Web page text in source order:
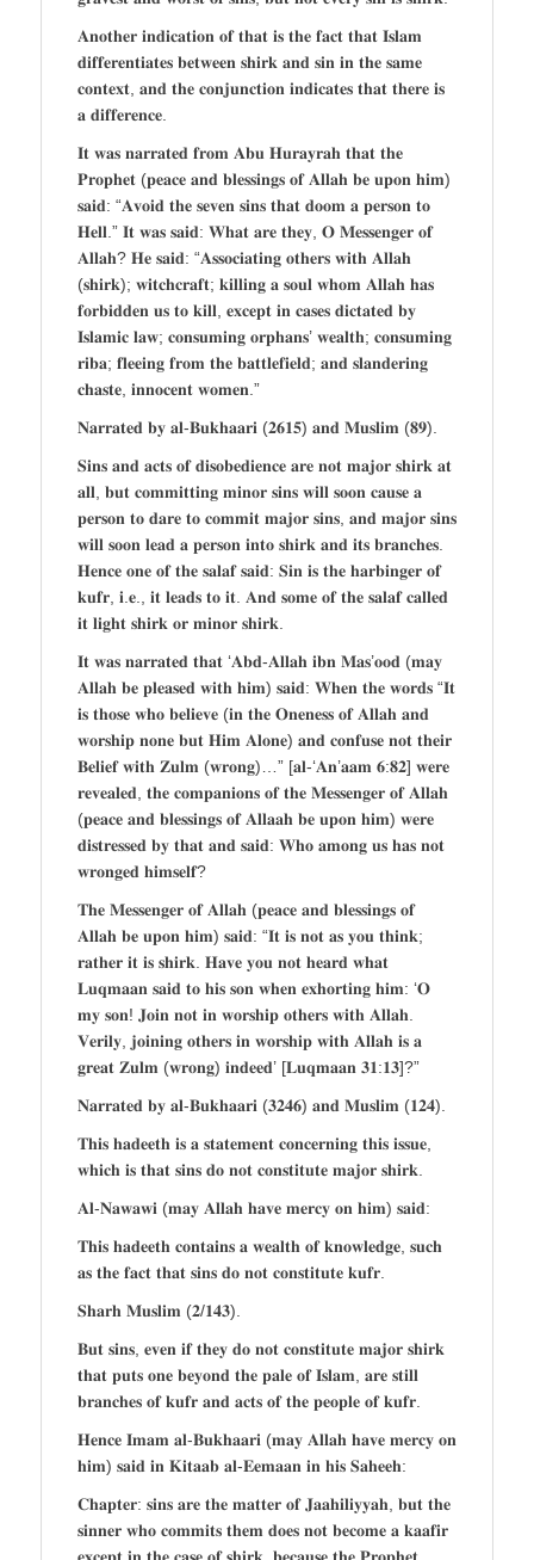
𝐀𝐧𝐨𝐭𝐡𝐞𝐫 𝐢𝐧𝐝𝐢𝐜𝐚𝐭𝐢𝐨𝐧 𝐨𝐟 𝐭𝐡𝐚𝐭 𝐢𝐬 𝐭𝐡𝐞 𝐟𝐚𝐜𝐭 𝐭𝐡𝐚𝐭 𝐈𝐬𝐥𝐚𝐦
𝐝𝐢𝐟𝐟𝐞𝐫𝐞𝐧𝐭𝐢𝐚𝐭𝐞𝐬 𝐛𝐞𝐭𝐰𝐞𝐞𝐧 𝐬𝐡𝐢𝐫𝐤 𝐚𝐧𝐝 𝐬𝐢𝐧 𝐢𝐧 𝐭𝐡𝐞 𝐬𝐚𝐦𝐞
𝐜𝐨𝐧𝐭𝐞𝐱𝐭, 𝐚𝐧𝐝 𝐭𝐡𝐞 𝐜𝐨𝐧𝐣𝐮𝐧𝐜𝐭𝐢𝐨𝐧 𝐢𝐧𝐝𝐢𝐜𝐚𝐭𝐞𝐬 𝐭𝐡𝐚𝐭 𝐭𝐡𝐞𝐫𝐞 𝐢𝐬
𝐚 𝐝𝐢𝐟𝐟𝐞𝐫𝐞𝐧𝐜𝐞.
𝐈𝐭 𝐰𝐚𝐬 𝐧𝐚𝐫𝐫𝐚𝐭𝐞𝐝 𝐟𝐫𝐨𝐦 𝐀𝐛𝐮 𝐇𝐮𝐫𝐚𝐲𝐫𝐚𝐡 𝐭𝐡𝐚𝐭 𝐭𝐡𝐞
𝐏𝐫𝐨𝐩𝐡𝐞𝐭 (𝐩𝐞𝐚𝐜𝐞 𝐚𝐧𝐝 𝐛𝐥𝐞𝐬𝐬𝐢𝐧𝐠𝐬 𝐨𝐟 𝐀𝐥𝐥𝐚𝐡 𝐛𝐞 𝐮𝐩𝐨𝐧 𝐡𝐢𝐦)
𝐬𝐚𝐢𝐝: “𝐀𝐯𝐨𝐢𝐝 𝐭𝐡𝐞 𝐬𝐞𝐯𝐞𝐧 𝐬𝐢𝐧𝐬 𝐭𝐡𝐚𝐭 𝐝𝐨𝐨𝐦 𝐚 𝐩𝐞𝐫𝐬𝐨𝐧 𝐭𝐨
𝐇𝐞𝐥𝐥.” 𝐈𝐭 𝐰𝐚𝐬 𝐬𝐚𝐢𝐝: 𝐖𝐡𝐚𝐭 𝐚𝐫𝐞 𝐭𝐡𝐞𝐲, 𝐎 𝐌𝐞𝐬𝐬𝐞𝐧𝐠𝐞𝐫 𝐨𝐟
𝐀𝐥𝐥𝐚𝐡? 𝐇𝐞 𝐬𝐚𝐢𝐝: “𝐀𝐬𝐬𝐨𝐜𝐢𝐚𝐭𝐢𝐧𝐠 𝐨𝐭𝐡𝐞𝐫𝐬 𝐰𝐢𝐭𝐡 𝐀𝐥𝐥𝐚𝐡
(𝐬𝐡𝐢𝐫𝐤); 𝐰𝐢𝐭𝐜𝐡𝐜𝐫𝐚𝐟𝐭; 𝐤𝐢𝐥𝐥𝐢𝐧𝐠 𝐚 𝐬𝐨𝐮𝐥 𝐰𝐡𝐨𝐦 𝐀𝐥𝐥𝐚𝐡 𝐡𝐚𝐬
𝐟𝐨𝐫𝐛𝐢𝐝𝐝𝐞𝐧 𝐮𝐬 𝐭𝐨 𝐤𝐢𝐥𝐥, 𝐞𝐱𝐜𝐞𝐩𝐭 𝐢𝐧 𝐜𝐚𝐬𝐞𝐬 𝐝𝐢𝐜𝐭𝐚𝐭𝐞𝐝 𝐛𝐲
𝐈𝐬𝐥𝐚𝐦𝐢𝐜 𝐥𝐚𝐰; 𝐜𝐨𝐧𝐬𝐮𝐦𝐢𝐧𝐠 𝐨𝐫𝐩𝐡𝐚𝐧𝐬’ 𝐰𝐞𝐚𝐥𝐭𝐡; 𝐜𝐨𝐧𝐬𝐮𝐦𝐢𝐧𝐠
𝐫𝐢𝐛𝐚; 𝐟𝐥𝐞𝐞𝐢𝐧𝐠 𝐟𝐫𝐨𝐦 𝐭𝐡𝐞 𝐛𝐚𝐭𝐭𝐥𝐞𝐟𝐢𝐞𝐥𝐝; 𝐚𝐧𝐝 𝐬𝐥𝐚𝐧𝐝𝐞𝐫𝐢𝐧𝐠
𝐜𝐡𝐚𝐬𝐭𝐞, 𝐢𝐧𝐧𝐨𝐜𝐞𝐧𝐭 𝐰𝐨𝐦𝐞𝐧.”
𝐍𝐚𝐫𝐫𝐚𝐭𝐞𝐝 𝐛𝐲 𝐚𝐥-𝐁𝐮𝐤𝐡𝐚𝐚𝐫𝐢 (𝟐𝟔𝟏𝟓) 𝐚𝐧𝐝 𝐌𝐮𝐬𝐥𝐢𝐦 (𝟖𝟗).
𝐒𝐢𝐧𝐬 𝐚𝐧𝐝 𝐚𝐜𝐭𝐬 𝐨𝐟 𝐝𝐢𝐬𝐨𝐛𝐞𝐝𝐢𝐞𝐧𝐜𝐞 𝐚𝐫𝐞 𝐧𝐨𝐭 𝐦𝐚𝐣𝐨𝐫 𝐬𝐡𝐢𝐫𝐤 𝐚𝐭
𝐚𝐥𝐥, 𝐛𝐮𝐭 𝐜𝐨𝐦𝐦𝐢𝐭𝐭𝐢𝐧𝐠 𝐦𝐢𝐧𝐨𝐫 𝐬𝐢𝐧𝐬 𝐰𝐢𝐥𝐥 𝐬𝐨𝐨𝐧 𝐜𝐚𝐮𝐬𝐞 𝐚
𝐩𝐞𝐫𝐬𝐨𝐧 𝐭𝐨 𝐝𝐚𝐫𝐞 𝐭𝐨 𝐜𝐨𝐦𝐦𝐢𝐭 𝐦𝐚𝐣𝐨𝐫 𝐬𝐢𝐧𝐬, 𝐚𝐧𝐝 𝐦𝐚𝐣𝐨𝐫 𝐬𝐢𝐧𝐬
𝐰𝐢𝐥𝐥 𝐬𝐨𝐨𝐧 𝐥𝐞𝐚𝐝 𝐚 𝐩𝐞𝐫𝐬𝐨𝐧 𝐢𝐧𝐭𝐨 𝐬𝐡𝐢𝐫𝐤 𝐚𝐧𝐝 𝐢𝐭𝐬 𝐛𝐫𝐚𝐧𝐜𝐡𝐞𝐬.
𝐇𝐞𝐧𝐜𝐞 𝐨𝐧𝐞 𝐨𝐟 𝐭𝐡𝐞 𝐬𝐚𝐥𝐚𝐟 𝐬𝐚𝐢𝐝: 𝐒𝐢𝐧 𝐢𝐬 𝐭𝐡𝐞 𝐡𝐚𝐫𝐛𝐢𝐧𝐠𝐞𝐫 𝐨𝐟
𝐤𝐮𝐟𝐫, 𝐢.𝐞., 𝐢𝐭 𝐥𝐞𝐚𝐝𝐬 𝐭𝐨 𝐢𝐭. 𝐀𝐧𝐝 𝐬𝐨𝐦𝐞 𝐨𝐟 𝐭𝐡𝐞 𝐬𝐚𝐥𝐚𝐟 𝐜𝐚𝐥𝐥𝐞𝐝
𝐢𝐭 𝐥𝐢𝐠𝐡𝐭 𝐬𝐡𝐢𝐫𝐤 𝐨𝐫 𝐦𝐢𝐧𝐨𝐫 𝐬𝐡𝐢𝐫𝐤.
𝐈𝐭 𝐰𝐚𝐬 𝐧𝐚𝐫𝐫𝐚𝐭𝐞𝐝 𝐭𝐡𝐚𝐭 ‘𝐀𝐛𝐝-𝐀𝐥𝐥𝐚𝐡 𝐢𝐛𝐧 𝐌𝐚𝐬’𝐨𝐨𝐝 (𝐦𝐚𝐲
𝐀𝐥𝐥𝐚𝐡 𝐛𝐞 𝐩𝐥𝐞𝐚𝐬𝐞𝐝 𝐰𝐢𝐭𝐡 𝐡𝐢𝐦) 𝐬𝐚𝐢𝐝: 𝐖𝐡𝐞𝐧 𝐭𝐡𝐞 𝐰𝐨𝐫𝐝𝐬 “𝐈𝐭
𝐢𝐬 𝐭𝐡𝐨𝐬𝐞 𝐰𝐡𝐨 𝐛𝐞𝐥𝐢𝐞𝐯𝐞 (𝐢𝐧 𝐭𝐡𝐞 𝐎𝐧𝐞𝐧𝐞𝐬𝐬 𝐨𝐟 𝐀𝐥𝐥𝐚𝐡 𝐚𝐧𝐝
𝐰𝐨𝐫𝐬𝐡𝐢𝐩 𝐧𝐨𝐧𝐞 𝐛𝐮𝐭 𝐇𝐢𝐦 𝐀𝐥𝐨𝐧𝐞) 𝐚𝐧𝐝 𝐜𝐨𝐧𝐟𝐮𝐬𝐞 𝐧𝐨𝐭 𝐭𝐡𝐞𝐢𝐫
𝐁𝐞𝐥𝐢𝐞𝐟 𝐰𝐢𝐭𝐡 𝐙𝐮𝐥𝐦 (𝐰𝐫𝐨𝐧𝐠)…” [𝐚𝐥-‘𝐀𝐧’𝐚𝐚𝐦 𝟔:𝟖𝟐] 𝐰𝐞𝐫𝐞
𝐫𝐞𝐯𝐞𝐚𝐥𝐞𝐝, 𝐭𝐡𝐞 𝐜𝐨𝐦𝐩𝐚𝐧𝐢𝐨𝐧𝐬 𝐨𝐟 𝐭𝐡𝐞 𝐌𝐞𝐬𝐬𝐞𝐧𝐠𝐞𝐫 𝐨𝐟 𝐀𝐥𝐥𝐚𝐡
(𝐩𝐞𝐚𝐜𝐞 𝐚𝐧𝐝 𝐛𝐥𝐞𝐬𝐬𝐢𝐧𝐠𝐬 𝐨𝐟 𝐀𝐥𝐥𝐚𝐚𝐡 𝐛𝐞 𝐮𝐩𝐨𝐧 𝐡𝐢𝐦) 𝐰𝐞𝐫𝐞
𝐝𝐢𝐬𝐭𝐫𝐞𝐬𝐬𝐞𝐝 𝐛𝐲 𝐭𝐡𝐚𝐭 𝐚𝐧𝐝 𝐬𝐚𝐢𝐝: 𝐖𝐡𝐨 𝐚𝐦𝐨𝐧𝐠 𝐮𝐬 𝐡𝐚𝐬 𝐧𝐨𝐭
𝐰𝐫𝐨𝐧𝐠𝐞𝐝 𝐡𝐢𝐦𝐬𝐞𝐥𝐟?
𝐓𝐡𝐞 𝐌𝐞𝐬𝐬𝐞𝐧𝐠𝐞𝐫 𝐨𝐟 𝐀𝐥𝐥𝐚𝐡 (𝐩𝐞𝐚𝐜𝐞 𝐚𝐧𝐝 𝐛𝐥𝐞𝐬𝐬𝐢𝐧𝐠𝐬 𝐨𝐟
𝐀𝐥𝐥𝐚𝐡 𝐛𝐞 𝐮𝐩𝐨𝐧 𝐡𝐢𝐦) 𝐬𝐚𝐢𝐝: “𝐈𝐭 𝐢𝐬 𝐧𝐨𝐭 𝐚𝐬 𝐲𝐨𝐮 𝐭𝐡𝐢𝐧𝐤;
𝐫𝐚𝐭𝐡𝐞𝐫 𝐢𝐭 𝐢𝐬 𝐬𝐡𝐢𝐫𝐤. 𝐇𝐚𝐯𝐞 𝐲𝐨𝐮 𝐧𝐨𝐭 𝐡𝐞𝐚𝐫𝐝 𝐰𝐡𝐚𝐭
𝐋𝐮𝐪𝐦𝐚𝐚𝐧 𝐬𝐚𝐢𝐝 𝐭𝐨 𝐡𝐢𝐬 𝐬𝐨𝐧 𝐰𝐡𝐞𝐧 𝐞𝐱𝐡𝐨𝐫𝐭𝐢𝐧𝐠 𝐡𝐢𝐦: ‘𝐎
𝐦𝐲 𝐬𝐨𝐧! 𝐉𝐨𝐢𝐧 𝐧𝐨𝐭 𝐢𝐧 𝐰𝐨𝐫𝐬𝐡𝐢𝐩 𝐨𝐭𝐡𝐞𝐫𝐬 𝐰𝐢𝐭𝐡 𝐀𝐥𝐥𝐚𝐡.
𝐕𝐞𝐫𝐢𝐥𝐲, 𝐣𝐨𝐢𝐧𝐢𝐧𝐠 𝐨𝐭𝐡𝐞𝐫𝐬 𝐢𝐧 𝐰𝐨𝐫𝐬𝐡𝐢𝐩 𝐰𝐢𝐭𝐡 𝐀𝐥𝐥𝐚𝐡 𝐢𝐬 𝐚
𝐠𝐫𝐞𝐚𝐭 𝐙𝐮𝐥𝐦 (𝐰𝐫𝐨𝐧𝐠) 𝐢𝐧𝐝𝐞𝐞𝐝’ [𝐋𝐮𝐪𝐦𝐚𝐚𝐧 𝟑𝟏:𝟏𝟑]?”
𝐍𝐚𝐫𝐫𝐚𝐭𝐞𝐝 𝐛𝐲 𝐚𝐥-𝐁𝐮𝐤𝐡𝐚𝐚𝐫𝐢 (𝟑𝟐𝟒𝟔) 𝐚𝐧𝐝 𝐌𝐮𝐬𝐥𝐢𝐦 (𝟏𝟐𝟒).
𝐓𝐡𝐢𝐬 𝐡𝐚𝐝𝐞𝐞𝐭𝐡 𝐢𝐬 𝐚 𝐬𝐭𝐚𝐭𝐞𝐦𝐞𝐧𝐭 𝐜𝐨𝐧𝐜𝐞𝐫𝐧𝐢𝐧𝐠 𝐭𝐡𝐢𝐬 𝐢𝐬𝐬𝐮𝐞,
𝐰𝐡𝐢𝐜𝐡 𝐢𝐬 𝐭𝐡𝐚𝐭 𝐬𝐢𝐧𝐬 𝐝𝐨 𝐧𝐨𝐭 𝐜𝐨𝐧𝐬𝐭𝐢𝐭𝐮𝐭𝐞 𝐦𝐚𝐣𝐨𝐫 𝐬𝐡𝐢𝐫𝐤.
𝐀𝐥-𝐍𝐚𝐰𝐚𝐰𝐢 (𝐦𝐚𝐲 𝐀𝐥𝐥𝐚𝐡 𝐡𝐚𝐯𝐞 𝐦𝐞𝐫𝐜𝐲 𝐨𝐧 𝐡𝐢𝐦) 𝐬𝐚𝐢𝐝:
𝐓𝐡𝐢𝐬 𝐡𝐚𝐝𝐞𝐞𝐭𝐡 𝐜𝐨𝐧𝐭𝐚𝐢𝐧𝐬 𝐚 𝐰𝐞𝐚𝐥𝐭𝐡 𝐨𝐟 𝐤𝐧𝐨𝐰𝐥𝐞𝐝𝐠𝐞, 𝐬𝐮𝐜𝐡
𝐚𝐬 𝐭𝐡𝐞 𝐟𝐚𝐜𝐭 𝐭𝐡𝐚𝐭 𝐬𝐢𝐧𝐬 𝐝𝐨 𝐧𝐨𝐭 𝐜𝐨𝐧𝐬𝐭𝐢𝐭𝐮𝐭𝐞 𝐤𝐮𝐟𝐫.
𝐒𝐡𝐚𝐫𝐡 𝐌𝐮𝐬𝐥𝐢𝐦 (𝟐/𝟏𝟒𝟑).
𝐁𝐮𝐭 𝐬𝐢𝐧𝐬, 𝐞𝐯𝐞𝐧 𝐢𝐟 𝐭𝐡𝐞𝐲 𝐝𝐨 𝐧𝐨𝐭 𝐜𝐨𝐧𝐬𝐭𝐢𝐭𝐮𝐭𝐞 𝐦𝐚𝐣𝐨𝐫 𝐬𝐡𝐢𝐫𝐤
𝐭𝐡𝐚𝐭 𝐩𝐮𝐭𝐬 𝐨𝐧𝐞 𝐛𝐞𝐲𝐨𝐧𝐝 𝐭𝐡𝐞 𝐩𝐚𝐥𝐞 𝐨𝐟 𝐈𝐬𝐥𝐚𝐦, 𝐚𝐫𝐞 𝐬𝐭𝐢𝐥𝐥
𝐛𝐫𝐚𝐧𝐜𝐡𝐞𝐬 𝐨𝐟 𝐤𝐮𝐟𝐫 𝐚𝐧𝐝 𝐚𝐜𝐭𝐬 𝐨𝐟 𝐭𝐡𝐞 𝐩𝐞𝐨𝐩𝐥𝐞 𝐨𝐟 𝐤𝐮𝐟𝐫.
𝐇𝐞𝐧𝐜𝐞 𝐈𝐦𝐚𝐦 𝐚𝐥-𝐁𝐮𝐤𝐡𝐚𝐚𝐫𝐢 (𝐦𝐚𝐲 𝐀𝐥𝐥𝐚𝐡 𝐡𝐚𝐯𝐞 𝐦𝐞𝐫𝐜𝐲 𝐨𝐧
𝐡𝐢𝐦) 𝐬𝐚𝐢𝐝 𝐢𝐧 𝐊𝐢𝐭𝐚𝐚𝐛 𝐚𝐥-𝐄𝐞𝐦𝐚𝐚𝐧 𝐢𝐧 𝐡𝐢𝐬 𝐒𝐚𝐡𝐞𝐞𝐡:
𝐂𝐡𝐚𝐩𝐭𝐞𝐫: 𝐬𝐢𝐧𝐬 𝐚𝐫𝐞 𝐭𝐡𝐞 𝐦𝐚𝐭𝐭𝐞𝐫 𝐨𝐟 𝐉𝐚𝐚𝐡𝐢𝐥𝐢𝐲𝐲𝐚𝐡, 𝐛𝐮𝐭 𝐭𝐡𝐞
𝐬𝐢𝐧𝐧𝐞𝐫 𝐰𝐡𝐨 𝐜𝐨𝐦𝐦𝐢𝐭𝐬 𝐭𝐡𝐞𝐦 𝐝𝐨𝐞𝐬 𝐧𝐨𝐭 𝐛𝐞𝐜𝐨𝐦𝐞 𝐚 𝐤𝐚𝐚𝐟𝐢𝐫